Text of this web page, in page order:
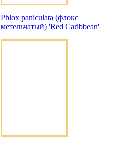
Phlox paniculata (флокс
метельчатый) 'Red Caribbean'